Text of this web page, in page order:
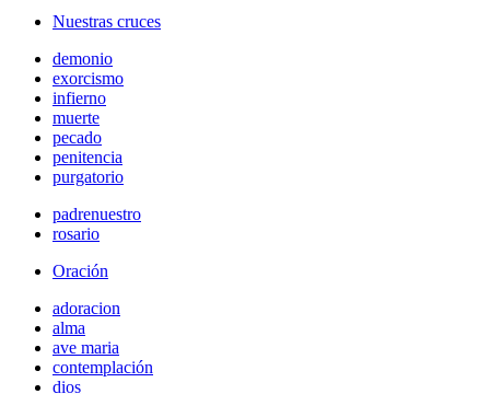
Nuestras cruces
demonio
exorcismo
infierno
muerte
pecado
penitencia
purgatorio
padrenuestro
rosario
Oración
adoracion
alma
ave maria
contemplación
dios